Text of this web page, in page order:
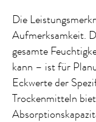
Die
Aufmerksamkeit.
gesamte
kann – ist für
Eckwerte der
Trockenmitteln